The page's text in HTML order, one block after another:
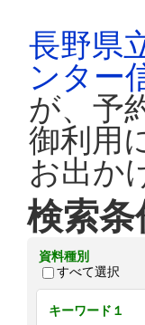
長野県
ンター
が、予
御利用
お出か
検索条
資料種別
すべて選択
キーワード１